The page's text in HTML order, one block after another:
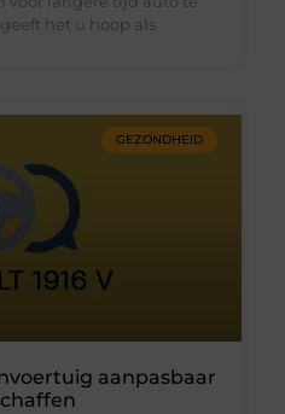
het u hoop als
GEZONDHEID
aanpasbaar